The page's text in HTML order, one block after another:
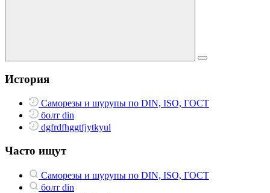
История
Саморезы и шурупы по DIN, ISO, ГОСТ
болт din
dgfrdfhggtfjytkyul
Часто ищут
Саморезы и шурупы по DIN, ISO, ГОСТ
болт din